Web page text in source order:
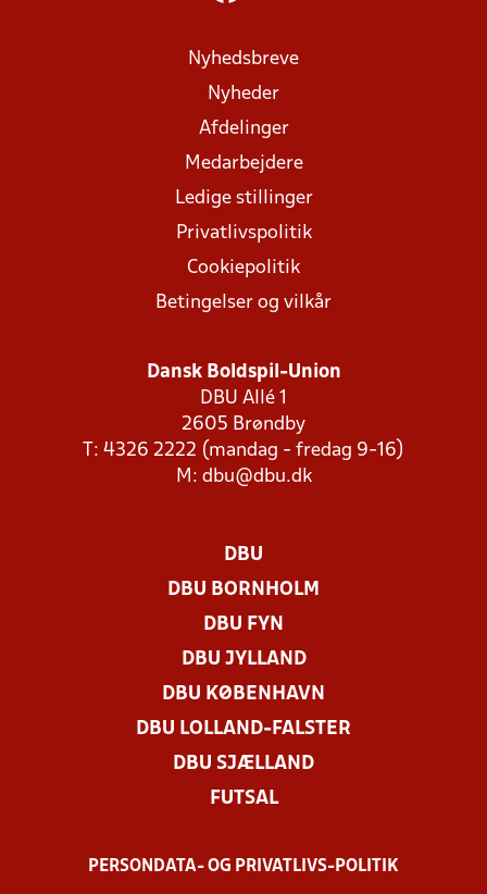
Nyhedsbreve
Nyheder
Afdelinger
Medarbejdere
Ledige stillinger
Privatlivspolitik
Cookiepolitik
Betingelser og vilkår
Dansk Boldspil-Union
DBU Allé 1
2605 Brøndby
T: 4326 2222 (mandag - fredag 9-16)
M: dbu@dbu.dk
DBU
DBU BORNHOLM
DBU FYN
DBU JYLLAND
DBU KØBENHAVN
DBU LOLLAND-FALSTER
DBU SJÆLLAND
FUTSAL
PERSONDATA- OG PRIVATLIVS-POLITIK